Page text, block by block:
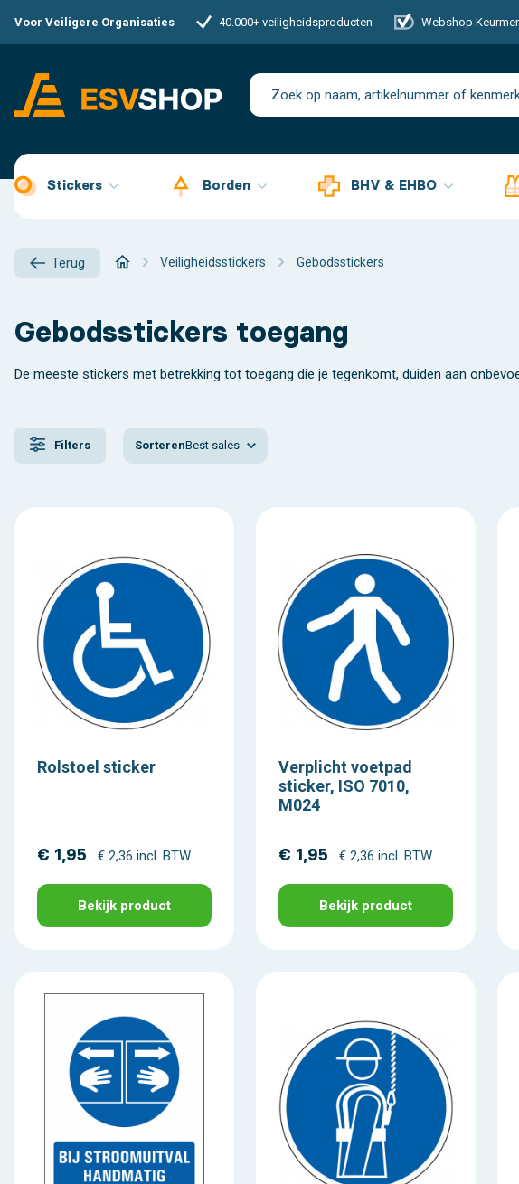
Voor Veiligere Organisaties 40.000+ veiligheidsproducten Webshop
Stickers Borden BHV & EHBO
Terug Veiligheidsstickers Gebodsstickers
Gebodsstickers toegang
De meeste stickers met betrekking tot toegang die je tegenkomt, duiden aan
Filters SorterenBest sales
Rolstoel sticker
€ 1,95 € 2,36 incl. BTW
Bekijk product
Verplicht voetpad
sticker, ISO 7010,
M024
€ 1,95 € 2,36 incl. BTW
Bekijk product